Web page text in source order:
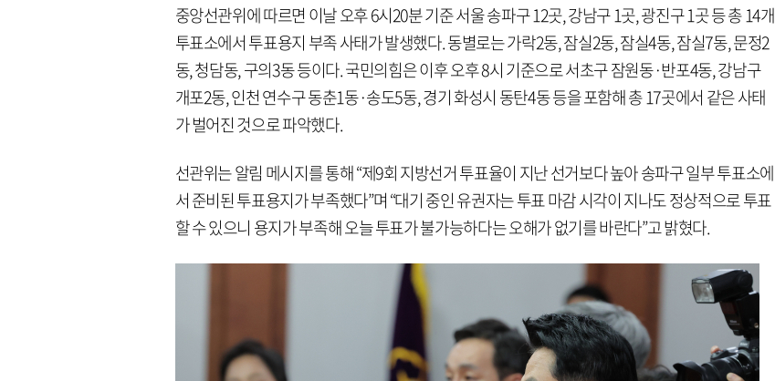
중앙선관위에 따르면 이날 오후 6시20분 기준 서울 송파구 12곳, 강남구 1곳, 광진구 1곳 등 총 14개
투표소에서 투표용지 부족 사태가 발생했다. 동별로는 가락2동, 잠실2동, 잠실4동, 잠실7동, 문정2
동, 청담동, 구의3동 등이다. 국민의힘은 이후 오후 8시 기준으로 서초구 잠원동·반포4동, 강남구
개포2동, 인천 연수구 동춘1동·송도5동, 경기 화성시 동탄4동 등을 포함해 총 17곳에서 같은 사태
가 벌어진 것으로 파악했다.
선관위는 알림 메시지를 통해 “제9회 지방선거 투표율이 지난 선거보다 높아 송파구 일부 투표소에
서 준비된 투표용지가 부족했다”며 “대기 중인 유권자는 투표 마감 시각이 지나도 정상적으로 투표
할 수 있으니 용지가 부족해 오늘 투표가 불가능하다는 오해가 없기를 바란다”고 밝혔다.